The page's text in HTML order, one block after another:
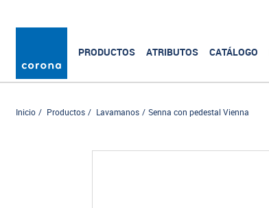
PRODUCTOS ATRIBUTOS CATÁLOGO
Inicio Productos Lavamanos Senna con pedestal Vienna